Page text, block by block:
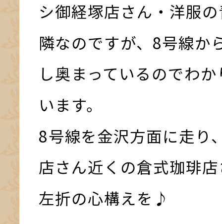
シ御経塚店さん・洋服
隣なのですが、8号線か
し奥まっているのでわ
います。
8号線を金沢方面に走り
店さん近くの倉式珈琲
左折の心構えを♪